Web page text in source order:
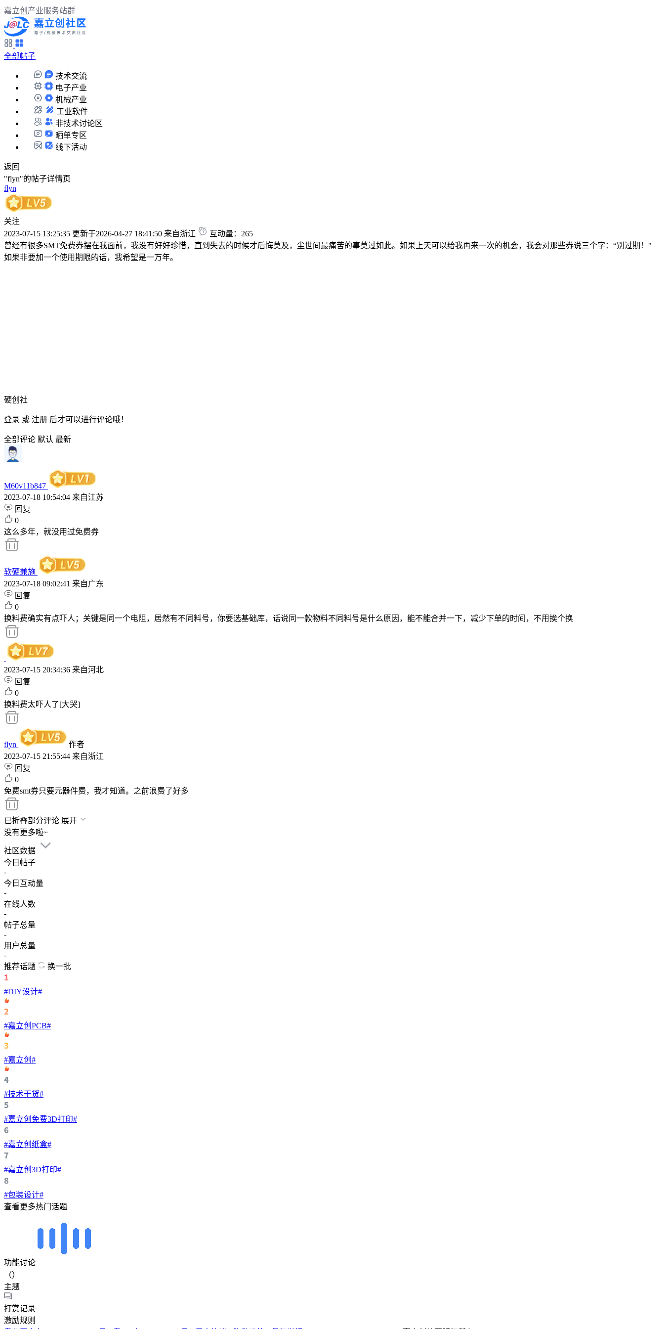
嘉立创产业服务站群
全部帖子
技术交流
电子产业
机械产业
工业软件
非技术讨论区
晒单专区
线下活动
返回
"flyn"的帖子详情页
flyn
关注
2023-07-15 13:25:35 更新于2026-04-27 18:41:50 来自浙江
互动量：265
曾经有很多SMT免费券摆在我面前，我没有好好珍惜，直到失去的时候才后悔莫及，尘世间最痛苦的事莫过如此。如果上天可以给我再来一次的机会，我会对那些券说三个字：“别过期！"
如果非要加一个使用期限的话，我希望是一万年。
硬创社
登录 或 注册 后才可以进行评论哦！
全部评论 默认 最新
M60v11b847
2023-07-18 10:54:04 来自江苏
回复
0
这么多年，就没用过免费券
软硬兼施
2023-07-18 09:02:41 来自广东
回复
0
换料费确实有点吓人；关键是同一个电阻，居然有不同料号，你要选基础库，话说同一款物料不同料号是什么原因，能不能合并一下，减少下单的时间，不用挨个换
2023-07-15 20:34:36 来自河北
回复
0
换料费太吓人了[大哭]
flyn
作者
2023-07-15 21:55:44 来自浙江
回复
0
免费smt券只要元器件费，我才知道。之前浪费了好多
已折叠部分评论 展开
没有更多啦~
社区数据
今日帖子
-
今日互动量
-
在线人数
-
帖子总量
-
用户总量
-
推荐话题
换一批
#DIY设计#
#嘉立创PCB#
#嘉立创#
#技术干货#
#嘉立创免费3D打印#
#嘉立创纸盒#
#嘉立创3D打印#
#包装设计#
查看更多热门话题
功能讨论
（）
主题
打赏记录
激励规则